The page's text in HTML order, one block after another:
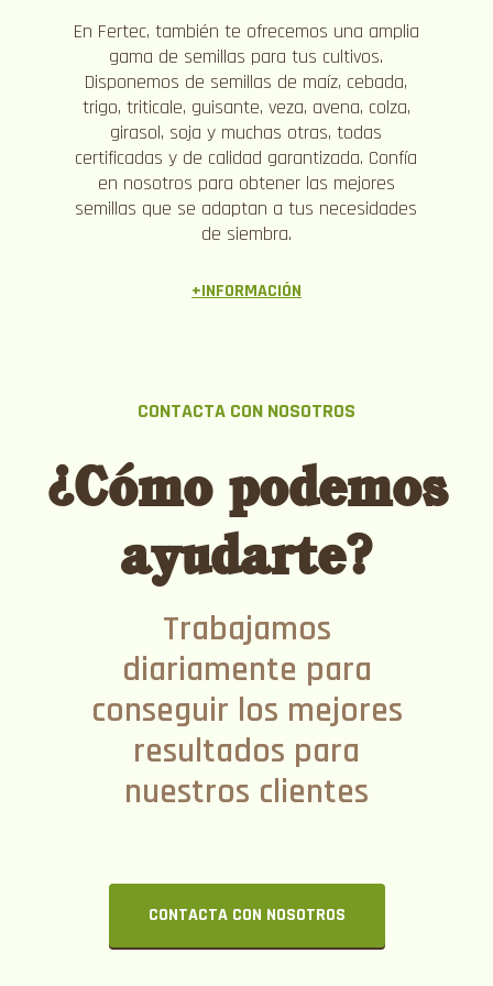
En Fertec, también te ofrecemos una amplia
gama de semillas para tus cultivos.
Disponemos de semillas de maíz, cebada,
trigo, triticale, guisante, veza, avena, colza,
girasol, soja y muchas otras, todas
certificadas y de calidad garantizada. Confía
en nosotros para obtener las mejores
semillas que se adaptan a tus necesidades
de siembra.
+INFORMACIÓN
CONTACTA CON NOSOTROS
¿Cómo podemos
ayudarte?
Trabajamos
diariamente para
conseguir los mejores
resultados para
nuestros clientes
CONTACTA CON NOSOTROS